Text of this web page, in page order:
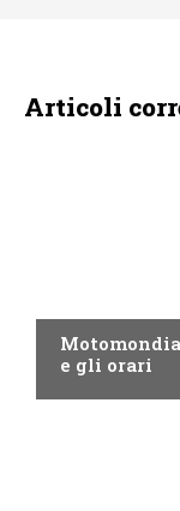
Articoli
e gli orari